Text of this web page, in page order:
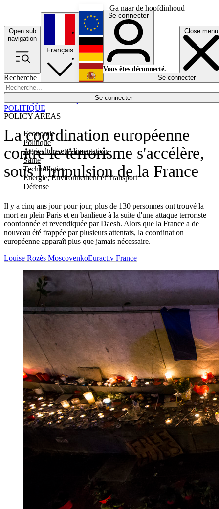
Ga naar de hoofdinhoud
Open sub
navigation
Close menu
Recherche
Se connecter
POLICY AREAS
Economie
Politique
Agriculture et Alimentation
Santé
Technologies
Energie, Environnement et Transport
Défense
Économie
Français
English
Deutsch
Español
Se connecter
Vous êtes déconnecté.
Se connecter
La coordination européenne
contre le terrorisme s'accélère,
sous l’impulsion de la France
Il y a cinq ans jour pour jour, plus de 130 personnes ont trouvé la
mort en plein Paris et en banlieue à la suite d'une attaque terroriste
coordonnée et revendiquée par Daesh. Alors que la France a de
nouveau été frappée par plusieurs attentats, la coordination
européenne apparaît plus que jamais nécessaire.
POLITIQUE
Louise Rozès MoscovenkoEuractiv France